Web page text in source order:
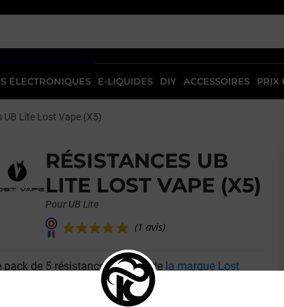
ÉLECTRONIQUES E-LIQUIDES DIY ACCESSOIRES PRIX
UB Lite Lost Vape (X5)
RÉSISTANCES UB
LITE LOST VAPE (X5)
(1 avis)
Pour UB Lite
pack de 5 résistances UB Lite de la marque Lost
est compatible avec le pod UB Lite. Ces
sont très polyvalentes et permettent de